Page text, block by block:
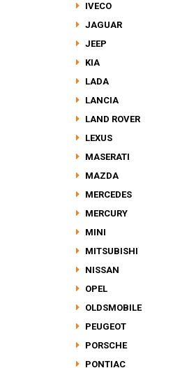
IVECO
JAGUAR
JEEP
KIA
LADA
LANCIA
LAND ROVER
LEXUS
MASERATI
MAZDA
MERCEDES
MERCURY
MINI
MITSUBISHI
NISSAN
OPEL
OLDSMOBILE
PEUGEOT
PORSCHE
PONTIAC